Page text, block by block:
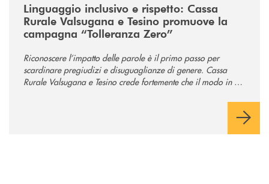
Linguaggio inclusivo e rispetto: Cassa
Rurale Valsugana e Tesino promuove la
campagna “Tolleranza Zero”
Riconoscere l’impatto delle parole è il primo passo per
scardinare pregiudizi e disuguaglianze di genere. Cassa
Rurale Valsugana e Tesino crede fortemente che il modo in cui